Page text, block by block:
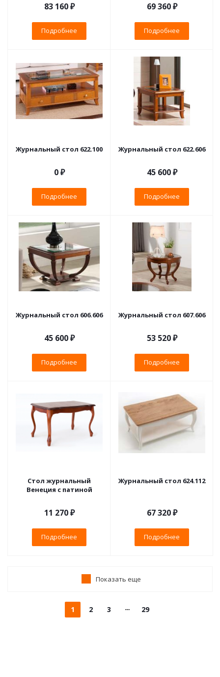
83 160 ₽
Подробнее
69 360 ₽
Подробнее
Журнальный стол 622.100
0 ₽
Подробнее
Журнальный стол 622.606
45 600 ₽
Подробнее
Журнальный стол 606.606
45 600 ₽
Подробнее
Журнальный стол 607.606
53 520 ₽
Подробнее
Стол журнальный
Венеция с патиной
11 270 ₽
Подробнее
Журнальный стол 624.112
67 320 ₽
Подробнее
Показать еще
1 2 3 29